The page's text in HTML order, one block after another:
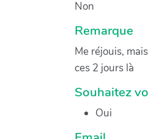
Non
Remarque
Me réjouis,
ces 2 jours là
Souhaitez
Oui